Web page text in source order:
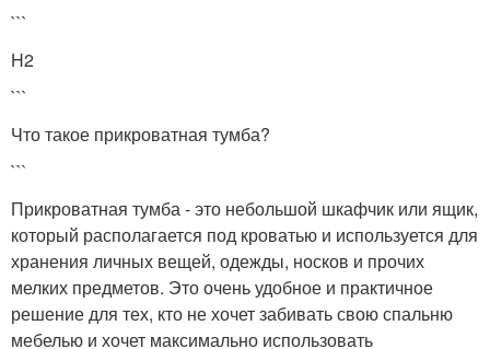
```
H2
```
Что такое прикроватная тумба?
```
Прикроватная тумба - это небольшой шкафчик или ящик,
который располагается под кроватью и используется для
хранения личных вещей, одежды, носков и прочих
мелких предметов. Это очень удобное и практичное
решение для тех, кто не хочет забивать свою спальню
мебелью и хочет максимально использовать